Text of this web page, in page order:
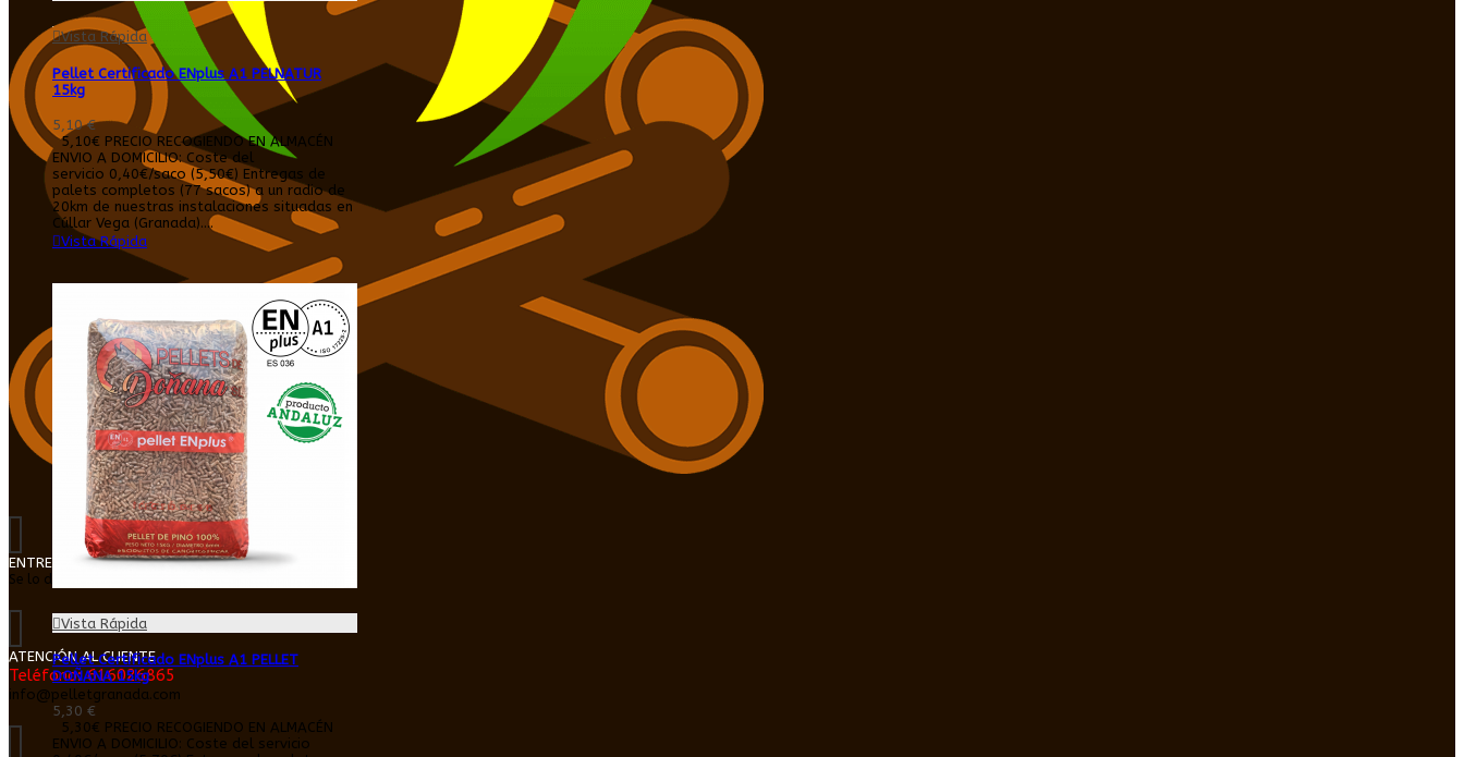
ENTREGA EN DOMICILIO
Se lo dejamos dentro de su cochera o trastero
ATENCIÓN AL CLIENTE
Teléfono: 616026865
info@pelletgranada.com
Vista Rápida
Pellet Certificado ENplus A1 PELNATUR
15kg
5,10 €
5,10€ PRECIO RECOGIENDO EN ALMACÉN
ENVIO A DOMICILIO: Coste del
servicio 0,40€/saco (5,50€) Entregas de
palets completos (77 sacos) a un radio de
20km de nuestras instalaciones situadas en
Cúllar Vega (Granada)....
Vista Rápida
Vista Rápida
Pellet Certificado ENplus A1 PELLET
DOÑANA 15kg
5,30 €
5,30€ PRECIO RECOGIENDO EN ALMACÉN
ENVIO A DOMICILIO: Coste del servicio